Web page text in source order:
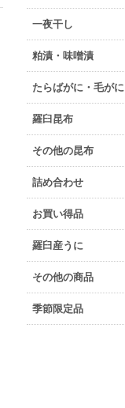
一夜干し
粕漬・味噌漬
たらばがに・毛がに
羅臼昆布
その他の昆布
詰め合わせ
お買い得品
羅臼産うに
その他の商品
季節限定品